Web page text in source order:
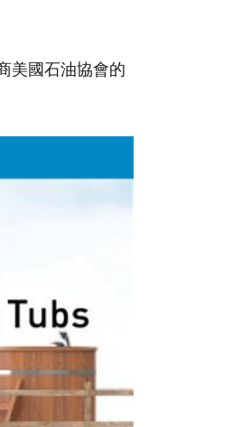
美國石油協會的